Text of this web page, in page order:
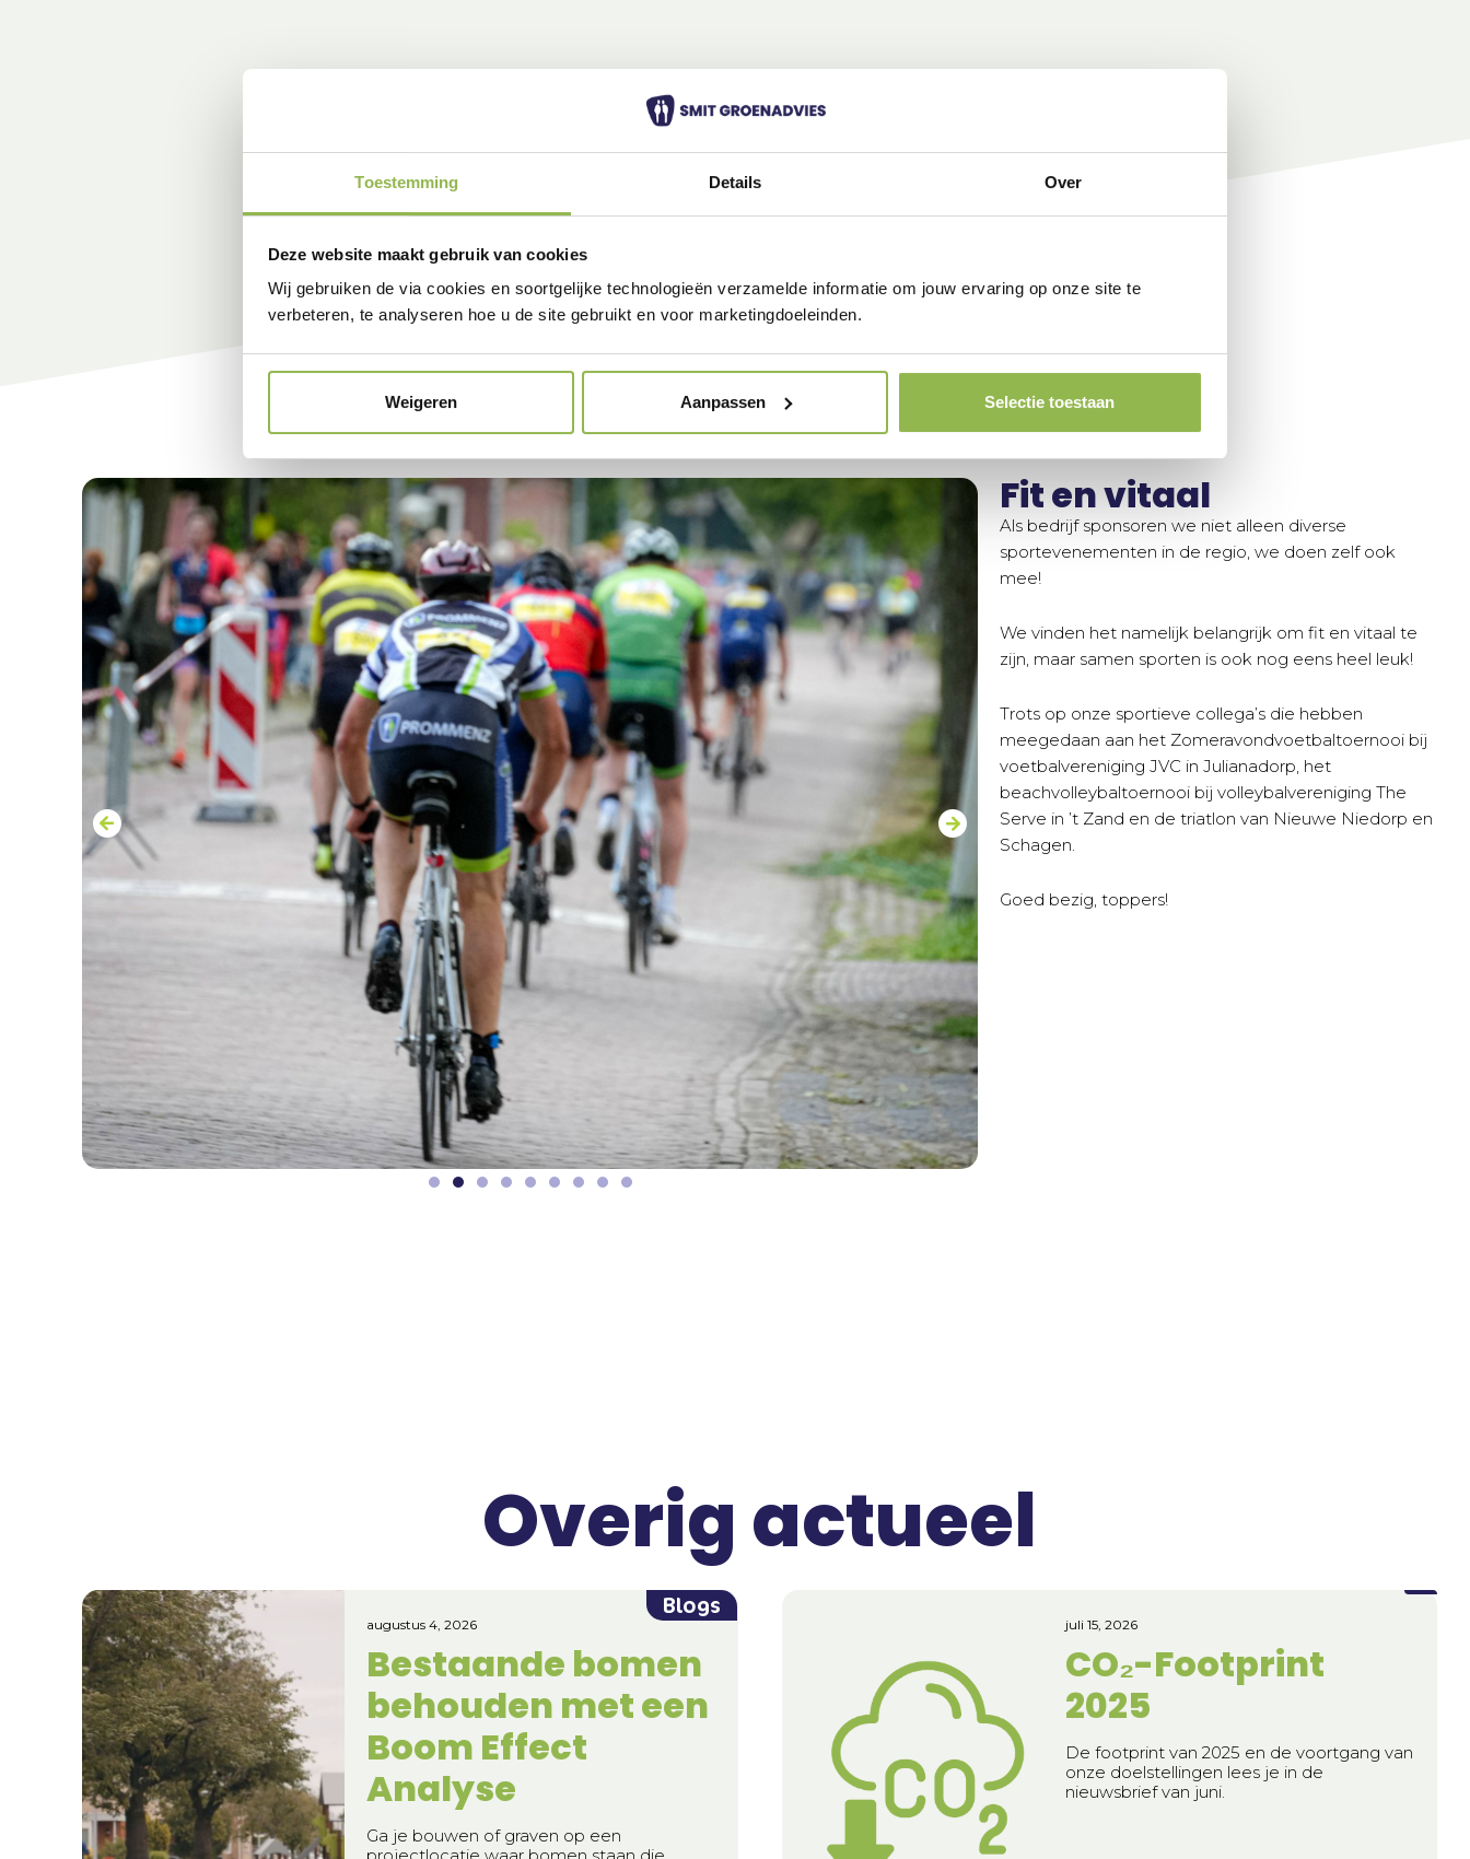
Toestemming Details Over
Deze website maakt gebruik van cookies
Wij gebruiken de via cookies en soortgelijke technologieën verzamelde informatie om jouw ervaring op onze site te
verbeteren, te analyseren hoe u de site gebruikt en voor marketingdoeleinden.
Weigeren Aanpassen Selectie toestaan
Fit en vitaal
Als bedrijf sponsoren we niet alleen diverse
sportevenementen in de regio, we doen zelf ook
mee!
We vinden het namelijk belangrijk om fit en vitaal te
zijn, maar samen sporten is ook nog eens heel leuk!
Trots op onze sportieve collega’s die hebben
meegedaan aan het Zomeravondvoetbaltoernooi bij
voetbalvereniging JVC in Julianadorp, het
beachvolleybaltoernooi bij volleybalvereniging The
Serve in ’t Zand en de triatlon van Nieuwe Niedorp en
Schagen.
Goed bezig, toppers!
Overig actueel
Blogs
augustus 4, 2026
Bestaande bomen
behouden met een
Boom Effect
Analyse
Ga je bouwen of graven op een
projectlocatie waar bomen staan die
juli 15, 2026
CO₂-Footprint
2025
De footprint van 2025 en de voortgang van
onze doelstellingen lees je in de
nieuwsbrief van juni.